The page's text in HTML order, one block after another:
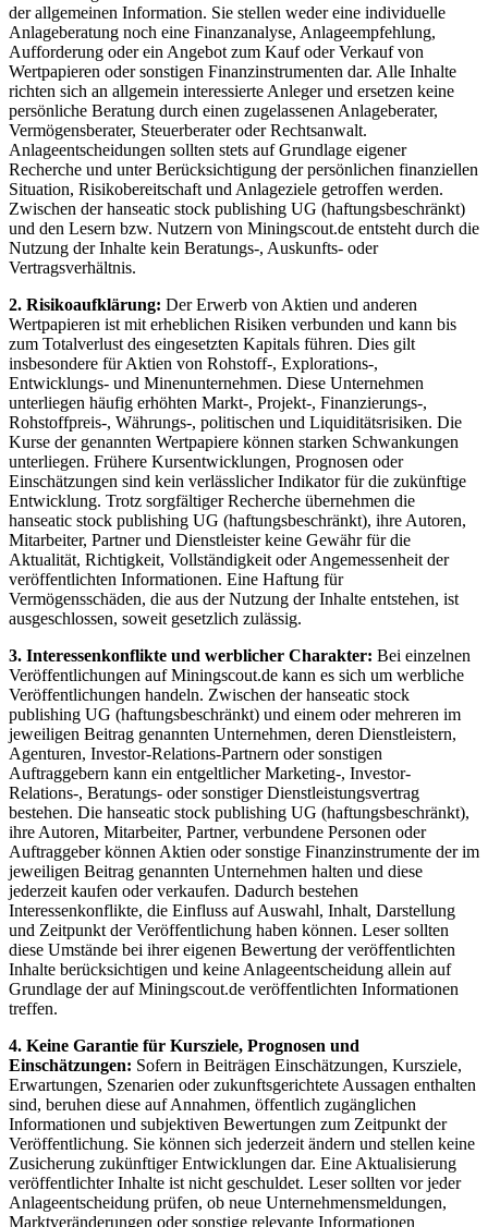
der allgemeinen Information. Sie stellen weder eine individuelle
Anlageberatung noch eine Finanzanalyse, Anlageempfehlung,
Aufforderung oder ein Angebot zum Kauf oder Verkauf von
Wertpapieren oder sonstigen Finanzinstrumenten dar. Alle Inhalte
richten sich an allgemein interessierte Anleger und ersetzen keine
persönliche Beratung durch einen zugelassenen Anlageberater,
Vermögensberater, Steuerberater oder Rechtsanwalt.
Anlageentscheidungen sollten stets auf Grundlage eigener
Recherche und unter Berücksichtigung der persönlichen finanziellen
Situation, Risikobereitschaft und Anlageziele getroffen werden.
Zwischen der hanseatic stock publishing UG (haftungsbeschränkt)
und den Lesern bzw. Nutzern von Miningscout.de entsteht durch die
Nutzung der Inhalte kein Beratungs-, Auskunfts- oder
Vertragsverhältnis.
2. Risikoaufklärung: Der Erwerb von Aktien und anderen
Wertpapieren ist mit erheblichen Risiken verbunden und kann bis
zum Totalverlust des eingesetzten Kapitals führen. Dies gilt
insbesondere für Aktien von Rohstoff-, Explorations-,
Entwicklungs- und Minenunternehmen. Diese Unternehmen
unterliegen häufig erhöhten Markt-, Projekt-, Finanzierungs-,
Rohstoffpreis-, Währungs-, politischen und Liquiditätsrisiken. Die
Kurse der genannten Wertpapiere können starken Schwankungen
unterliegen. Frühere Kursentwicklungen, Prognosen oder
Einschätzungen sind kein verlässlicher Indikator für die zukünftige
Entwicklung. Trotz sorgfältiger Recherche übernehmen die
hanseatic stock publishing UG (haftungsbeschränkt), ihre Autoren,
Mitarbeiter, Partner und Dienstleister keine Gewähr für die
Aktualität, Richtigkeit, Vollständigkeit oder Angemessenheit der
veröffentlichten Informationen. Eine Haftung für
Vermögensschäden, die aus der Nutzung der Inhalte entstehen, ist
ausgeschlossen, soweit gesetzlich zulässig.
3. Interessenkonflikte und werblicher Charakter: Bei einzelnen
Veröffentlichungen auf Miningscout.de kann es sich um werbliche
Veröffentlichungen handeln. Zwischen der hanseatic stock
publishing UG (haftungsbeschränkt) und einem oder mehreren im
jeweiligen Beitrag genannten Unternehmen, deren Dienstleistern,
Agenturen, Investor-Relations-Partnern oder sonstigen
Auftraggebern kann ein entgeltlicher Marketing-, Investor-
Relations-, Beratungs- oder sonstiger Dienstleistungsvertrag
bestehen. Die hanseatic stock publishing UG (haftungsbeschränkt),
ihre Autoren, Mitarbeiter, Partner, verbundene Personen oder
Auftraggeber können Aktien oder sonstige Finanzinstrumente der im
jeweiligen Beitrag genannten Unternehmen halten und diese
jederzeit kaufen oder verkaufen. Dadurch bestehen
Interessenkonflikte, die Einfluss auf Auswahl, Inhalt, Darstellung
und Zeitpunkt der Veröffentlichung haben können. Leser sollten
diese Umstände bei ihrer eigenen Bewertung der veröffentlichten
Inhalte berücksichtigen und keine Anlageentscheidung allein auf
Grundlage der auf Miningscout.de veröffentlichten Informationen
treffen.
4. Keine Garantie für Kursziele, Prognosen und
Einschätzungen: Sofern in Beiträgen Einschätzungen, Kursziele,
Erwartungen, Szenarien oder zukunftsgerichtete Aussagen enthalten
sind, beruhen diese auf Annahmen, öffentlich zugänglichen
Informationen und subjektiven Bewertungen zum Zeitpunkt der
Veröffentlichung. Sie können sich jederzeit ändern und stellen keine
Zusicherung zukünftiger Entwicklungen dar. Eine Aktualisierung
veröffentlichter Inhalte ist nicht geschuldet. Leser sollten vor jeder
Anlageentscheidung prüfen, ob neue Unternehmensmeldungen,
Marktveränderungen oder sonstige relevante Informationen